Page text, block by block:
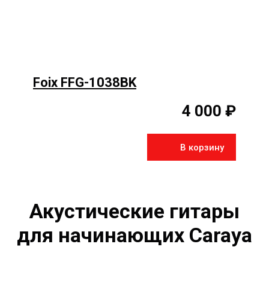
Foix FFG-1038BK
4 000 ₽
В корзину
Акустические гитары
для начинающих Caraya